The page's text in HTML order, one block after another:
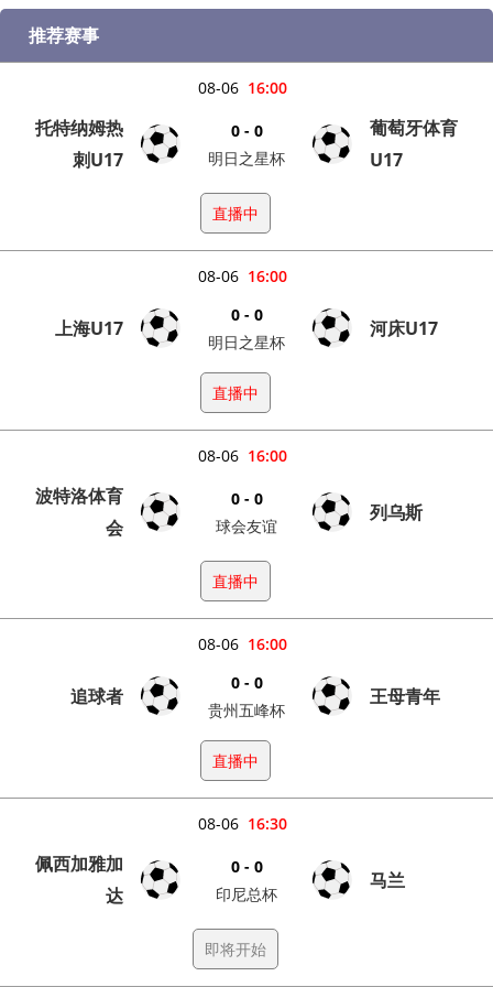
推荐赛事
16:00
08-06
托特纳姆热
刺U17
0 - 0
明日之星杯
葡萄牙体育
U17
直播中
16:00
08-06
上海U17
0 - 0
明日之星杯
河床U17
直播中
16:00
08-06
波特洛体育
会
0 - 0
球会友谊
列乌斯
直播中
16:00
08-06
追球者
0 - 0
贵州五峰杯
王母青年
直播中
16:30
08-06
佩西加雅加
达
0 - 0
印尼总杯
马兰
即将开始